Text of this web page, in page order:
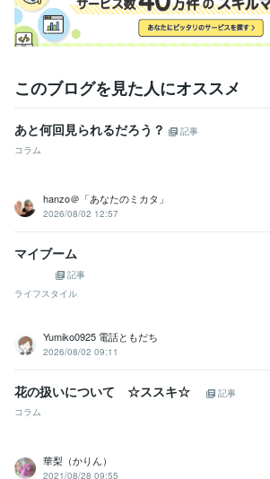
このブログを見た人にオススメ
あと何回見られるだろう？
記事
コラム
hanzo＠「あなたのミカタ」
2026/08/02 12:57
マイブーム
記事
ライフスタイル
Yumiko0925 電話ともだち
2026/08/02 09:11
花の扱いについて ☆ススキ☆
記事
コラム
華梨（かりん）
2021/08/28 09:55